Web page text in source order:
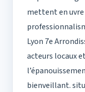
mettent en
Lyon 7e
acteurs locaux
bienveillant.